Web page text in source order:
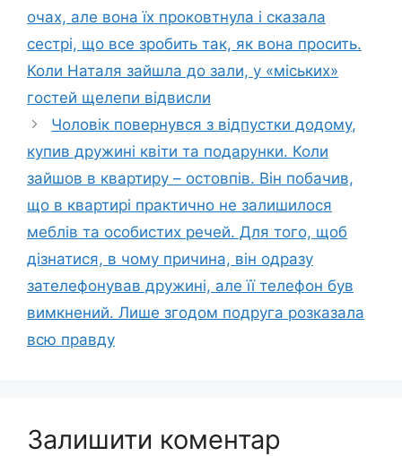
очах, але вона їх проковтнула і сказала
сестрі, що все зробить так, як вона просить.
Коли Наталя зайшла до зали, у «міських»
гостей щелепи відвисли
Чоловік повернувся з відпустки додому,
купив дружині квіти та подарунки. Коли
зайшов в квартиру – oстовпiв. Він побачив,
що в квартирі практично не залишилося
меблів та осoбиcтих речей. Для того, щоб
дізнатися, в чому причина, він одразу
зателефонував дружині, але її телефон був
вимкнений. Лише згодом подруга розказала
всю правду
Залишити коментар